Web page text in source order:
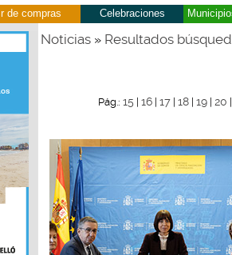
Ir de compras Celebraciones
Noticias» Resultados
Pág.: 15 16 17 18 19 20